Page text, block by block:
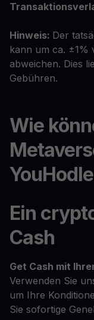
Hinweis: Der
kann um ca. ±1%
abweichen. Dies
Gebühren.
Wie
Ein
Cash
Get Cash mit
Verwenden Sie
um Ihre
Sie sofortige